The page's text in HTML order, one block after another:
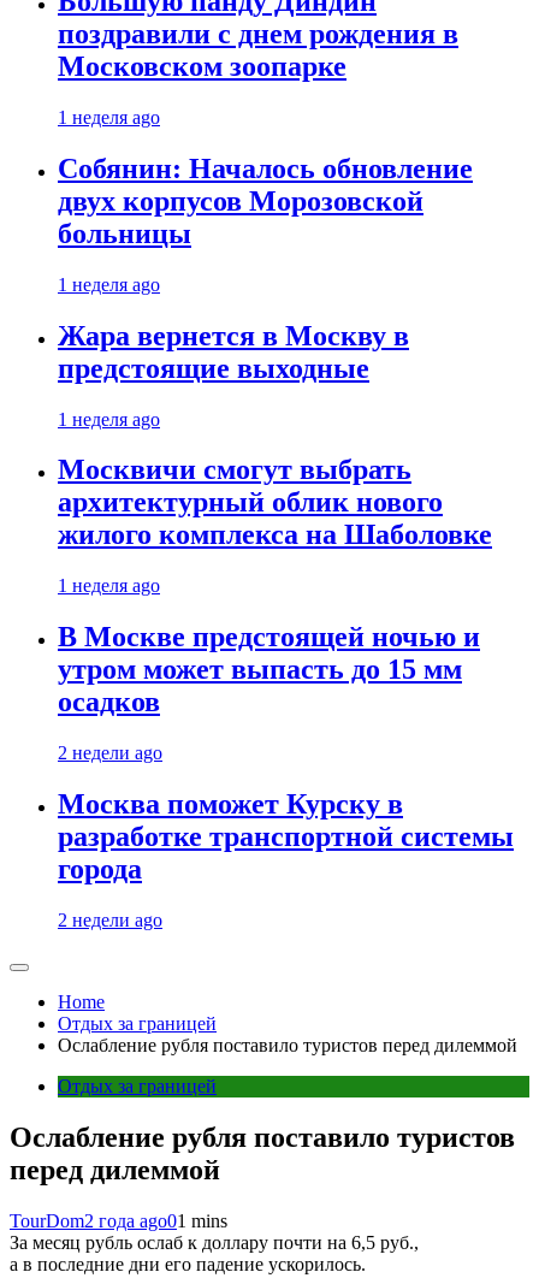
поздравили с днем рождения в
Московском зоопарке
1 неделя ago
Собянин: Началось обновление
двух корпусов Морозовской
больницы
1 неделя ago
Жара вернется в Москву в
предстоящие выходные
1 неделя ago
Москвичи смогут выбрать
архитектурный облик нового
жилого комплекса на Шаболовке
1 неделя ago
В Москве предстоящей ночью и
утром может выпасть до 15 мм
осадков
2 недели ago
Москва поможет Курску в
разработке транспортной системы
города
2 недели ago
Home
Отдых за границей
Ослабление рубля поставило туристов перед дилеммой
Отдых за границей
Ослабление рубля поставило туристов
перед дилеммой
TourDom2 года ago01 mins
За месяц рубль ослаб к доллару почти на 6,5 руб.,
а в последние дни его падение ускорилось.